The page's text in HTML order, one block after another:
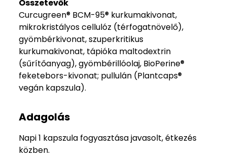
Összetevők
Curcugreen® BCM-95® kurkumakivonat,
mikrokristályos cellulóz (térfogatnövelő),
gyömbérkivonat, szuperkritikus
kurkumakivonat, tápióka maltodextrin
(sűrítőanyag), gyömbérillóolaj, BioPerine®
feketebors-kivonat; pullulán (Plantcaps®
vegán kapszula).
Adagolás
Napi 1 kapszula fogyasztása javasolt, étkezés
közben.